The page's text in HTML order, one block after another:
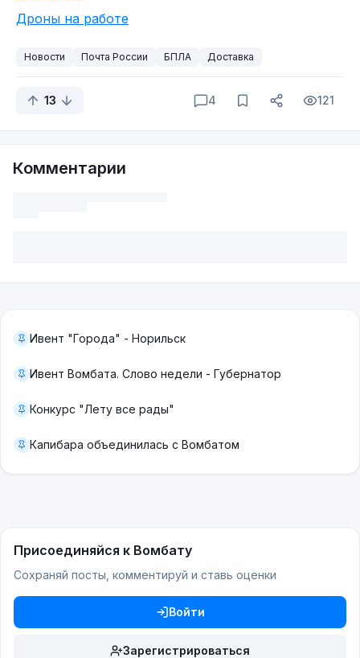
Дроны на работе
Новости Почта России БПЛА Доставка
13 4 121
Комментарии
Ивент "Города" - Норильск
Ивент Вомбата. Слово недели - Губернатор
Конкурс "Лету все рады"
Капибара объединилась с Вомбатом
Присоединяйся к Вомбату
Сохраняй посты, комментируй и ставь оценки
Войти
Зарегистрироваться